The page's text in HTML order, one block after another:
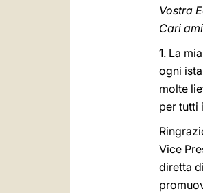
Vostra
Cari
1. La
ogni
molte
per tutti
Vice
diretta